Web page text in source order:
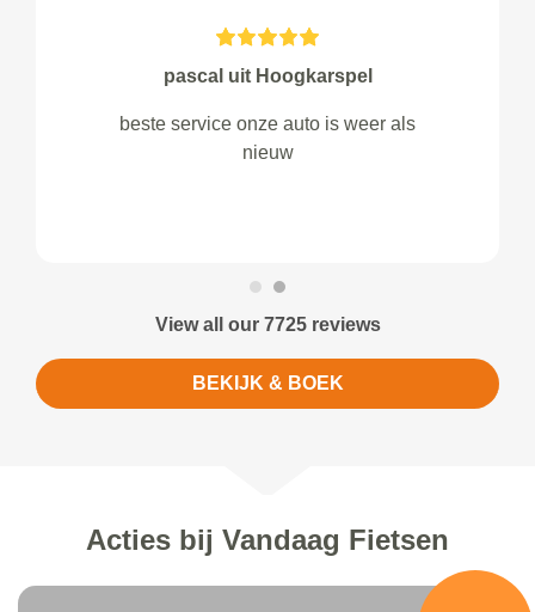
pascal uit Hoogkarspel
beste service onze auto is weer als
nieuw
View all our 7725 reviews
BEKIJK & BOEK
Acties bij Vandaag Fietsen